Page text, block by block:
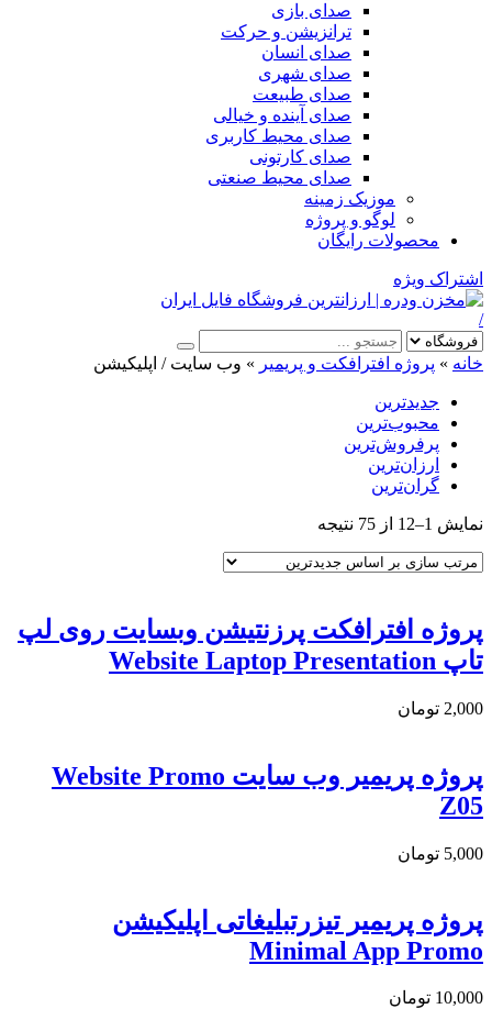
صدای بازی
ترانزیشن و حرکت
صدای انسان
صدای شهری
صدای طبیعت
صدای آینده و خیالی
صدای محیط کاربری
صدای کارتونی
صدای محیط صنعتی
موزیک زمینه
لوگو و پروژه
محصولات رایگان
اشتراک ویژه
/
خانه » پروژه افترافکت و پریمیر » وب سایت / اپلیکیشن
جدیدترین
محبوب‌ترین
پرفروش‌ترین
ارزان‌ترین
گران‌ترین
نمایش 1–12 از 75 نتیجه
latest
پروژه افترافکت پرزنتیشن وبسایت روی لپ
تاپ Website Laptop Presentation
2,000 تومان
پروژه پریمیر وب سایت Website Promo
Z05
5,000 تومان
پروژه پریمیر تیزرتبلیغاتی اپلیکیشن
Minimal App Promo
10,000 تومان